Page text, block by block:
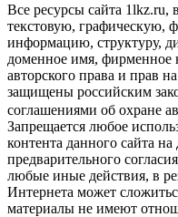
Все ресурсы сайта 1lkz.ru,
текстовую, графическую,
информацию, структуру,
доменное имя, фирменное
авторского права и прав
защищены российским
соглашениями об охране
Запрещается любое
контента данного сайта
предварительного
любые иные действия, в
Интернета может
материалы не имеют